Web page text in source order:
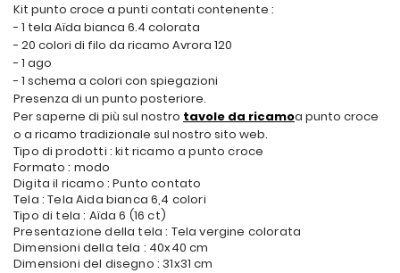
Kit punto croce a punti contati contenente :
- 1 tela Aïda bianca 6.4 colorata
- 20 colori di filo da ricamo Avrora 120
- 1 ago
- 1 schema a colori con spiegazioni
Presenza di un punto posteriore.
Per saperne di più sul nostro tavole da ricamoa punto croce
o a ricamo tradizionale sul nostro sito web.
Tipo di prodotti : kit ricamo a punto croce
Formato : modo
Digita il ricamo : Punto contato
Tela : Tela Aida bianca 6,4 colori
Tipo di tela : Aïda 6 (16 ct)
Presentazione della tela : Tela vergine colorata
Dimensioni della tela : 40x40 cm
Dimensioni del disegno : 31x31 cm